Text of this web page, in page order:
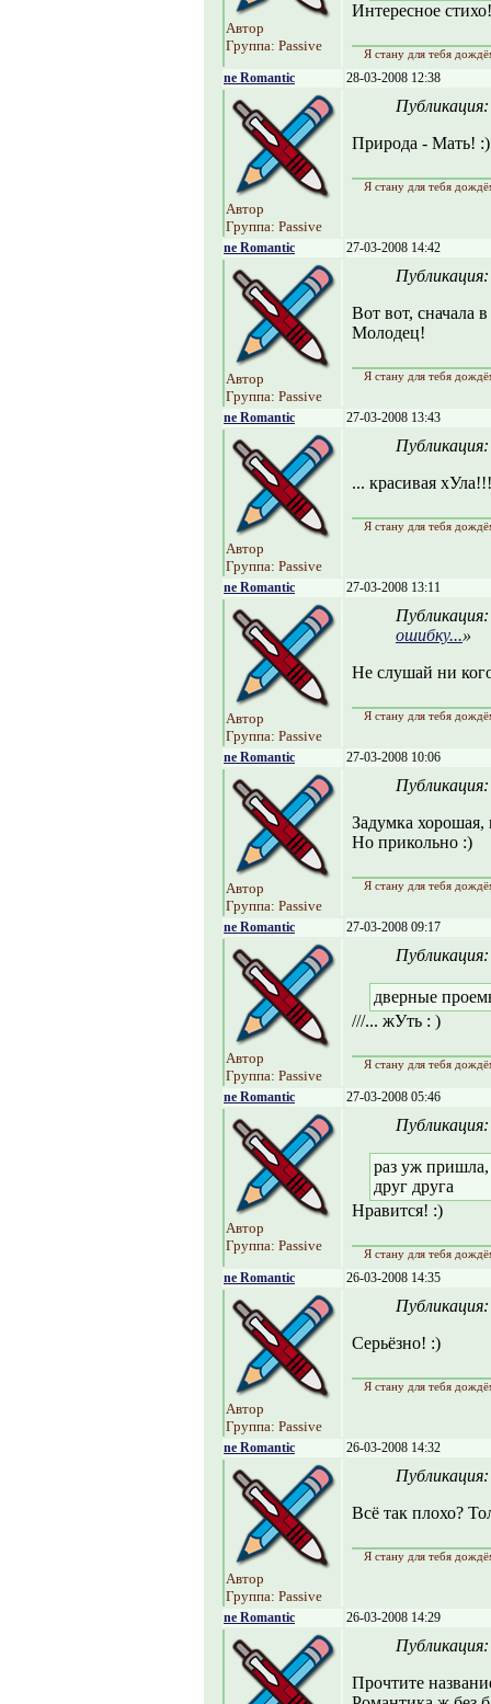
Автор
Группа: Passive
Интересное
Я стану для тебя
ne Romantic 28-03-2008 12:38
Автор
Группа: Passive
Природа - Мать! :)
Я стану для тебя
ne Romantic 27-03-2008 14:42
Автор
Группа: Passive
Вот вот, сначала
Молодец!
Я стану для тебя
ne Romantic 27-03-2008 13:43
Автор
Группа: Passive
... красивая
Я стану для тебя
ne Romantic 27-03-2008 13:11
Автор
Группа: Passive
ошибку...»
Не слушай ни
Я стану для тебя
ne Romantic 27-03-2008 10:06
Автор
Группа: Passive
Задумка хорошая,
Но прикольно :)
Я стану для тебя
ne Romantic 27-03-2008 09:17
Автор
Группа: Passive
дверные
///... жУть : )
Я стану для тебя
ne Romantic 27-03-2008 05:46
Автор
Группа: Passive
раз уж пришла,
друг друга
Нравится! :)
Я стану для тебя
ne Romantic 26-03-2008 14:35
Автор
Группа: Passive
Серьёзно! :)
Я стану для тебя
ne Romantic 26-03-2008 14:32
Автор
Группа: Passive
Всё так плохо?
Я стану для тебя
ne Romantic 26-03-2008 14:29
Прочтите